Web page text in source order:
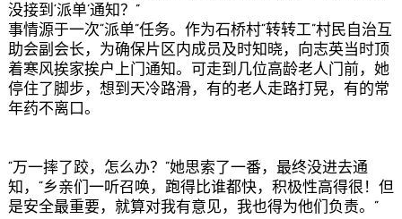
没接到‘派单’通知？”
事情源于一次“派单”任务。作为石桥村“转转工”村民自治互
助会副会长，为确保片区内成员及时知晓，向志英当时顶
着寒风挨家挨户上门通知。可走到几位高龄老人门前，她
停住了脚步，想到天冷路滑，有的老人走路打晃，有的常
年药不离口。
“万一摔了跤，怎么办？”她思索了一番，最终没进去通
知，“乡亲们一听召唤，跑得比谁都快，积极性高得很！但
是安全最重要，就算对我有意见，我也得为他们负责。”